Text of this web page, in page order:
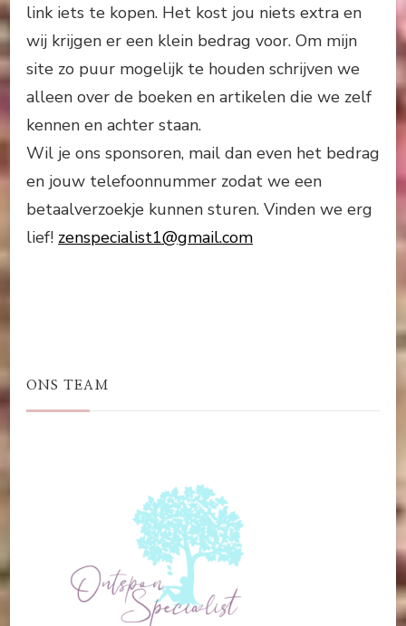
link iets te kopen. Het kost jou niets extra en
wij krijgen er een klein bedrag voor. Om mijn
site zo puur mogelijk te houden schrijven we
alleen over de boeken en artikelen die we zelf
kennen en achter staan.
Wil je ons sponsoren, mail dan even het bedrag
en jouw telefoonnummer zodat we een
betaalverzoekje kunnen sturen. Vinden we erg
lief! zenspecialist1@gmail.com
ONS TEAM